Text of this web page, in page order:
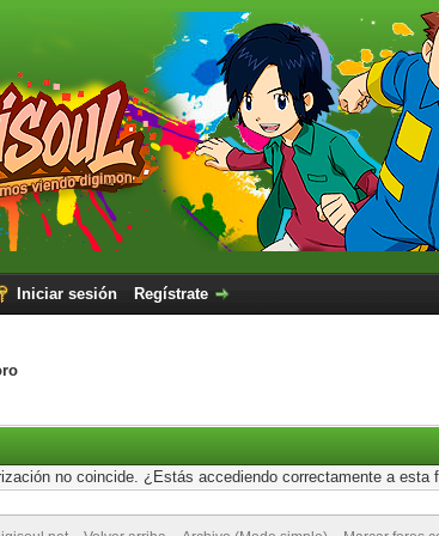
Iniciar sesión Regístrate
no coincide. ¿Estás accediendo correctamente a